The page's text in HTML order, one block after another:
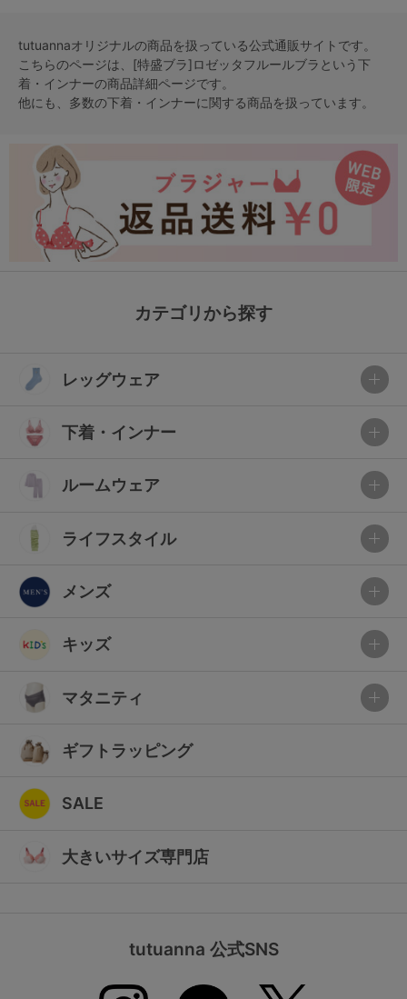
tutuannaオリジナルの商品を扱っている公式通販サイトです。
こちらのページは、[特盛ブラ]ロゼッタフルールブラという下
着・インナーの商品詳細ページです。
他にも、多数の下着・インナーに関する商品を扱っています。
カテゴリから探す
レッグウェア
下着・インナー
ルームウェア
ライフスタイル
メンズ
キッズ
マタニティ
ギフトラッピング
SALE
大きいサイズ専門店
tutuanna 公式SNS